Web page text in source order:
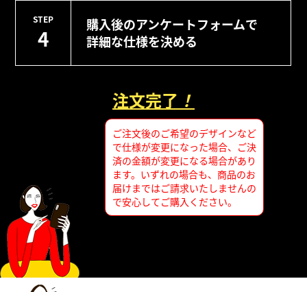
STEP
4
購入後のアンケートフォームで
詳細な仕様を決める
注文完了 ！
ご注文後のご希望のデザインなど
で仕様が変更になった場合、ご決
済の金額が変更になる場合があり
ます。いずれの場合も、商品のお
届けまではご請求いたしませんの
で安心してご購入ください。